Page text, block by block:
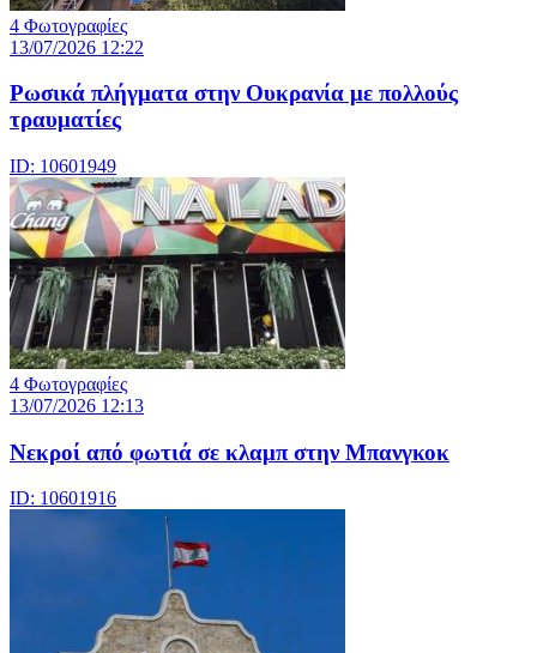
4 Φωτογραφίες
13/07/2026 12:22
Ρωσικά πλήγματα στην Ουκρανία με πολλούς
τραυματίες
ID: 10601949
4 Φωτογραφίες
13/07/2026 12:13
Νεκροί από φωτιά σε κλαμπ στην Μπανγκοκ
ID: 10601916